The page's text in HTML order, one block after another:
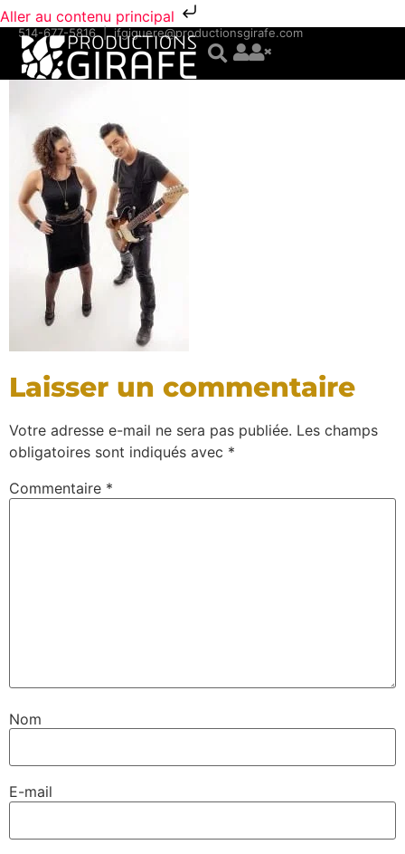
Aller au contenu principal
514-677-5816|jfgiguere@productionsgirafe.com
Laisser un commentaire
Votre adresse e-mail ne sera pas publiée. Les champs
obligatoires sont indiqués avec *
Commentaire *
Nom
E-mail